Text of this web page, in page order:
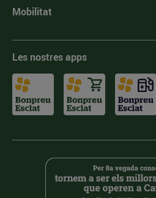
Mobilitat
Les nostres apps